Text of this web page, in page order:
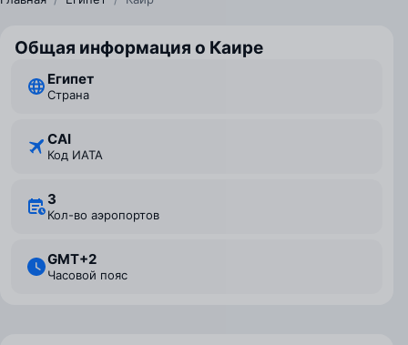
Общая информация о Каире
Египет
Страна
CAI
Код ИАТА
3
Кол-во аэропортов
GMT+2
Часовой пояс